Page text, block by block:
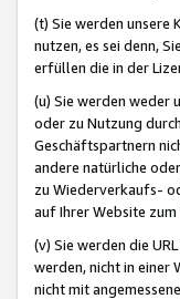
(t) Sie werden unsere
nutzen, es sei denn,
erfüllen die in der
(u) Sie werden weder
oder zu Nutzung
Geschäftspartnern
andere natürliche
zu Wiederverkaufs-
auf Ihrer Website
(v) Sie werden die
werden, nicht in einer
nicht mit